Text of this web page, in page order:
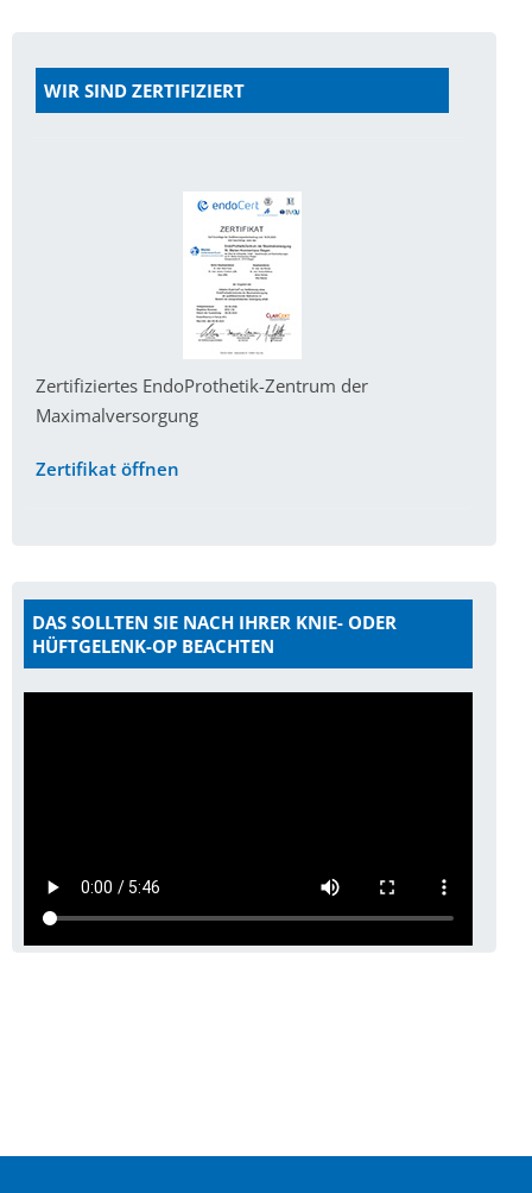
WIR SIND ZERTIFIZIERT
Zertifiziertes EndoProthetik-Zentrum der
Maximalversorgung
Zertifikat öffnen
DAS SOLLTEN SIE NACH IHRER KNIE- ODER
HÜFTGELENK-OP BEACHTEN